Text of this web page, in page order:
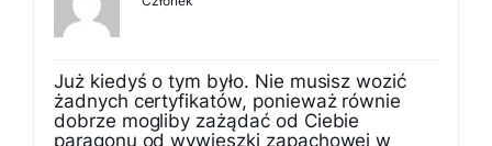
Już kiedyś o tym było. Nie musisz wozić
żadnych certyfikatów, ponieważ równie
dobrze mogliby zażądać od Ciebie
paragonu od wywieszki zapachowej w